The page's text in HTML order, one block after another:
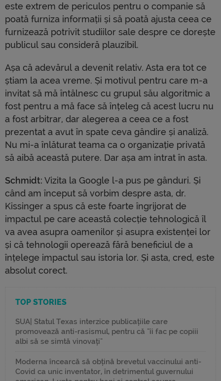
este extrem de periculos pentru o companie să
poată furniza informații și să poată ajusta ceea ce
furnizează potrivit studiilor sale despre ce dorește
publicul sau consideră plauzibil.
Așa că adevărul a devenit relativ. Asta era tot ce
știam la acea vreme. Și motivul pentru care m-a
invitat să mă întâlnesc cu grupul său algoritmic a
fost pentru a mă face să înțeleg că acest lucru nu
a fost arbitrar, dar alegerea a ceea ce a fost
prezentat a avut în spate ceva gândire și analiză.
Nu mi-a înlăturat teama ca o organizație privată
să aibă această putere. Dar așa am intrat în asta.
Schmidt: Vizita la Google l-a pus pe gânduri. Și
când am început să vorbim despre asta, dr.
Kissinger a spus că este foarte îngrijorat de
impactul pe care această colecție tehnologică îl
va avea asupra oamenilor și asupra existenței lor
și că tehnologii operează fără beneficiul de a
înțelege impactul sau istoria lor. Și asta, cred, este
absolut corect.
TOP STORIES
SUA| Statul Texas interzice publicațiile care
promovează anti-rasismul, pentru că "îi fac pe copiii
albi să se simtă vinovați"
Moderna încearcă să obțină brevetul vaccinului anti-
Covid ca unic inventator, în detrimentul guvernului